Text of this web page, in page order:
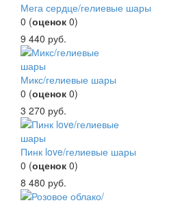
Мега сердце/гелиевые шары
0 (оценок 0)
9 440 руб.
Микс/гелиевые шары
0 (оценок 0)
3 270 руб.
Пинк love/гелиевые шары
0 (оценок 0)
8 480 руб.